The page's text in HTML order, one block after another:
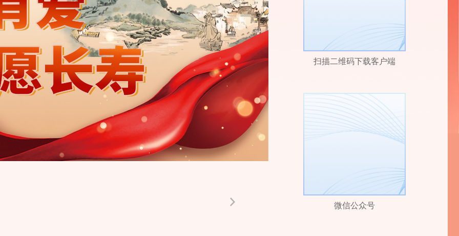
扫描二维码下载客户端
微信公众号